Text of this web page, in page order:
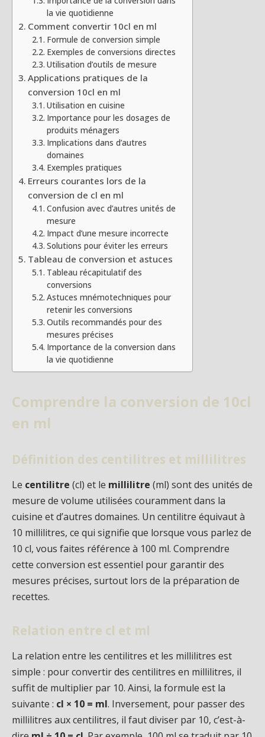
la vie quotidienne
Comment convertir 10cl en ml
Formule de conversion simple
Exemples de conversions directes
Utilisation d’outils de mesure
Applications pratiques de la
conversion 10cl en ml
Utilisation en cuisine
Importance pour les dosages de
produits ménagers
Implications dans d’autres
domaines
Exemples pratiques
Erreurs courantes lors de la
conversion de cl en ml
Confusion avec d’autres unités de
mesure
Impact d’une mesure incorrecte
Solutions pour éviter les erreurs
Tableau de conversion et astuces
Tableau récapitulatif des
conversions
Astuces mnémotechniques pour
retenir les conversions
Outils recommandés pour des
mesures précises
Importance de la conversion dans
la vie quotidienne
Comprendre la conversion de 10cl
en ml
Définition des centilitres et millilitres
Le centilitre (cl) et le millilitre (ml) sont des unités de
mesure de volume utilisées couramment dans la
cuisine et d’autres domaines. Un centilitre équivaut à
10 millilitres, ce qui signifie que lorsque vous parlez de
10 cl, vous faites référence à 100 ml. Comprendre
cette conversion est essentiel pour garantir des
mesures précises, surtout lors de la préparation de
recettes.
Relation entre cl et ml
La relation entre les centilitres et les millilitres est
simple : pour convertir des centilitres en millilitres, il
suffit de multiplier par 10. Ainsi, la formule est la
suivante : cl × 10 = ml. Inversement, pour passer des
millilitres aux centilitres, il faut diviser par 10, c’est-à-